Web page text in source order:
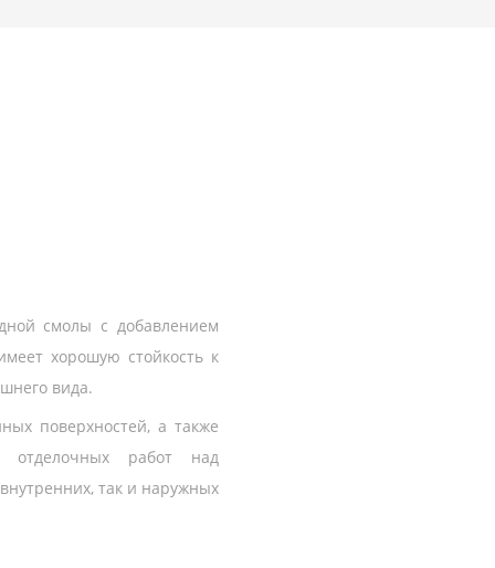
смолы с добавлением
хорошую стойкость к
вида.
поверхностей, а также
отделочных работ над
так и наружных